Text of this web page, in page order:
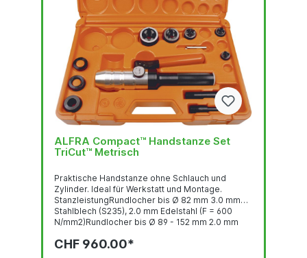
ALFRA Compact™ Handstanze Set
TriCut™ Metrisch
Praktische Handstanze ohne Schlauch und
Zylinder. Ideal für Werkstatt und Montage.
StanzleistungRundlocher bis Ø 82 mm 3.0 mm
Stahlblech (S235), 2.0 mm Edelstahl (F = 600
N/mm2)Rundlocher bis Ø 89 - 152 mm 2.0 mm
N/mm2)Quadratlocher bis 68 x 68 mm 3.0 mm
CHF 960.00*